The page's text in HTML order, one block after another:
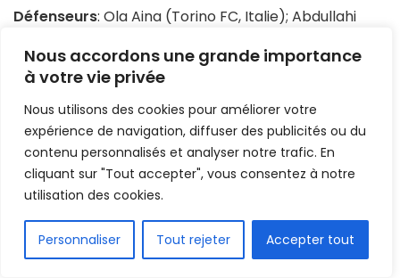
Nous accordons une grande importance
à votre vie privée
Nous utilisons des cookies pour améliorer votre
expérience de navigation, diffuser des publicités ou du
contenu personnalisés et analyser notre trafic. En
cliquant sur "Tout accepter", vous consentez à notre
utilisation des cookies.
Personnaliser Tout rejeter Accepter tout
Défenseurs: Ola Aina (Torino FC, Italie); Abdullahi
(CD Leganes, Espagne); William Ekong (Udinese FC,
Italie); Kenneth Omeruo (CD Leganes, Espagne);
Jamilu Collins (SC Padeborn 07, Allemagne); Semi
Ajayi (West Bromwich Albion, Angleterre).
Milieux: Alexander Iwobi (Everton FC, Angleterre);
Anderson Esiti (PAOK Salonica, Grèce); Oghenekaro
Etebo (Stoke City FC, Angleterre); Wilfred Ndidi
(Leicester City, Angleterre); Joseph Ayodele-Aribo
(Glasgow Rangers, Ecosse); Ramon Azeez (Granada
FR